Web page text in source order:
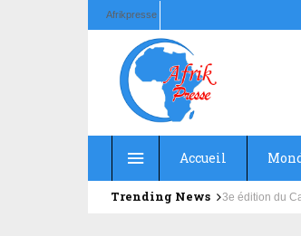
Afrikpresse
Accueil
Trending News Education : la